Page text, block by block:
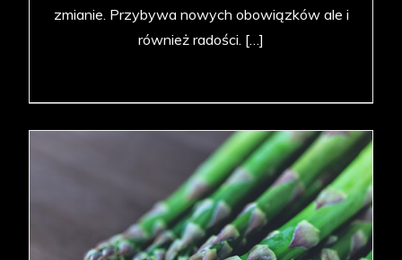
zmianie. Przybywa nowych obowiązków ale i
również radości. […]